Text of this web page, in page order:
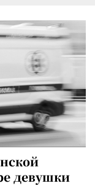
девушки